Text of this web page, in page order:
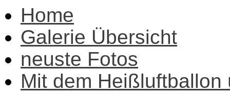
Home
Galerie Übersicht
neuste Fotos
Mit dem Heißluftballon